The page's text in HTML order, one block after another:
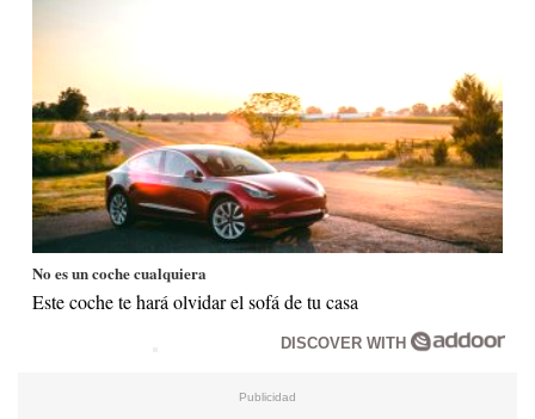
No es un coche cualquiera
Este coche te hará olvidar el sofá de tu casa
DISCOVER WITH